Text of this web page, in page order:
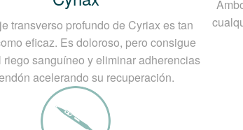
transverso profundo de Cyriax es tan
eficaz. Es doloroso, pero consigue
riego sanguíneo y eliminar adherencias
acelerando su recuperación.